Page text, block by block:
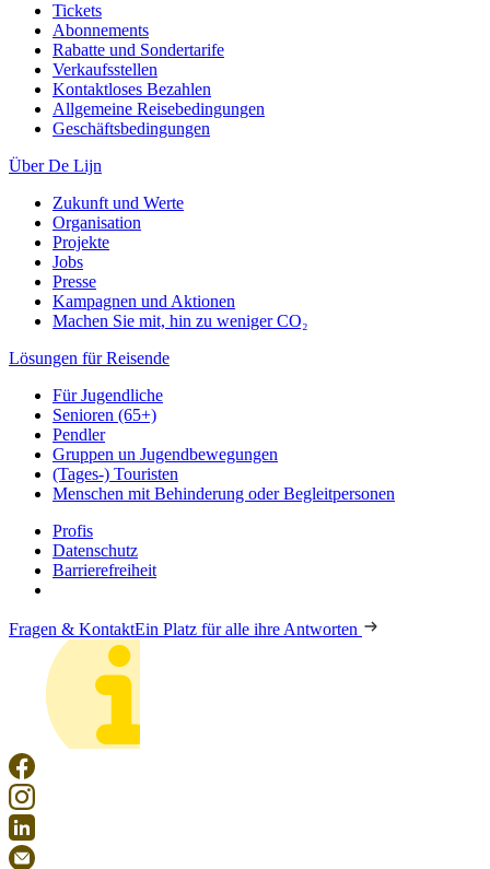
Tickets
Abonnements
Rabatte und Sondertarife
Verkaufsstellen
Kontaktloses Bezahlen
Allgemeine Reisebedingungen
Geschäftsbedingungen
Über De Lijn
Zukunft und Werte
Organisation
Projekte
Jobs
Presse
Kampagnen und Aktionen
Machen Sie mit, hin zu weniger CO₂
Lösungen für Reisende
Für Jugendliche
Senioren (65+)
Pendler
Gruppen un Jugendbewegungen
(Tages-) Touristen
Menschen mit Behinderung oder Begleitpersonen
Profis
Datenschutz
Barrierefreiheit
Fragen & KontaktEin Platz für alle ihre Antworten